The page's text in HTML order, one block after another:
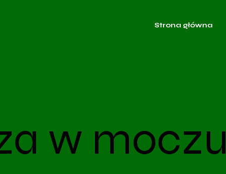
Strona główna
w moczu